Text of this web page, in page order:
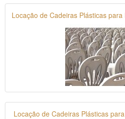
Locação de Cadeiras Plásticas
Locação de Cadeiras Plásticas